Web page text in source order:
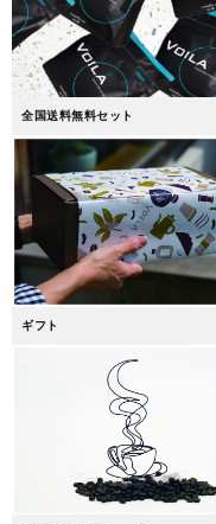
全国送料無料セット
ギフト